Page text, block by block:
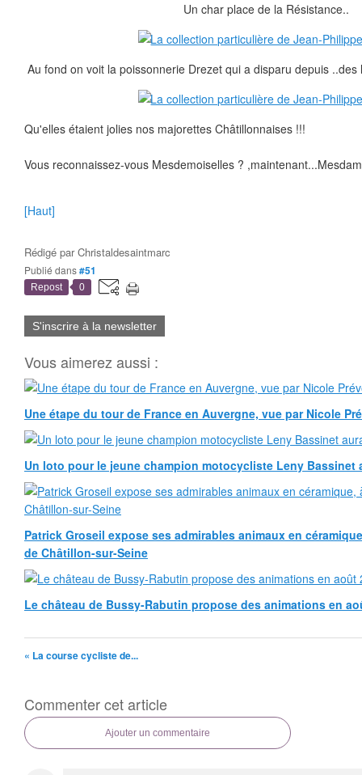
Un char place de la Résistance..
Au fond on voit la poissonnerie Drezet qui a disparu depuis ..des
Qu'elles étaient jolies nos majorettes Châtillonnaises !!!
Vous reconnaissez-vous Mesdemoiselles ?
[Haut]
Rédigé parChristaldesaintmarc
Publié dans#51
Repost 0
S'inscrire à la newsletter
Vous aimerez aussi :
Une étape du tour de France en Auvergne, vue par Nicole
Un loto pour le jeune champion motocycliste Leny Bassinet
Patrick Groseil expose ses admirables animaux en
de Châtillon-sur-Seine
Le château de Bussy-Rabutin propose des animations en
« La course cycliste de...
Commenter cet article
Ajouter un commentaire